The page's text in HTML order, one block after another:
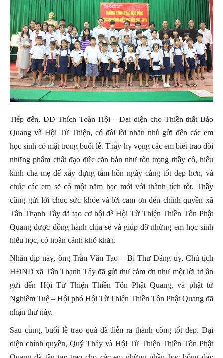
Tiếp đến, ĐĐ Thích Toàn Hội – Đại diện cho Thiền thất Bảo
Quang và Hội Từ Thiện, có đôi lời nhắn nhủ gửi đến các em
học sinh có mặt trong buổi lễ. Thầy hy vọng các em biết trao dồi
những phẩm chất đạo đức căn bản như tôn trọng thầy cô, hiếu
kính cha mẹ để xây dựng tâm hồn ngày càng tốt đẹp hơn, và
chúc các em sẽ có một năm học mới với thành tích tốt. Thầy
cũng gửi lời chúc sức khỏe và lời cảm ơn đến chính quyền xã
Tân Thạnh Tây đã tạo cơ hội để Hội Từ Thiện Thiền Tôn Phật
Quang được đồng hành chia sẻ và giúp đỡ những em học sinh
hiếu học, có hoàn cảnh khó khăn.
Nhân dịp này, ông Trần Văn Tạo – Bí Thư Đảng ủy, Chủ tịch
HĐND xã Tân Thạnh Tây đã gửi thư cảm ơn như một lời tri ân
gửi đến Hội Từ Thiện Thiền Tôn Phật Quang, và phật tử
Nghiêm Tuệ – Hội phó Hội Từ Thiện Thiền Tôn Phật Quang đã
nhận thư này.
Sau cùng, buổi lễ trao quà đã diễn ra thành công tốt đep. Đại
diện chính quyền, Quý Thầy và Hội Từ Thiện Thiền Tôn Phật